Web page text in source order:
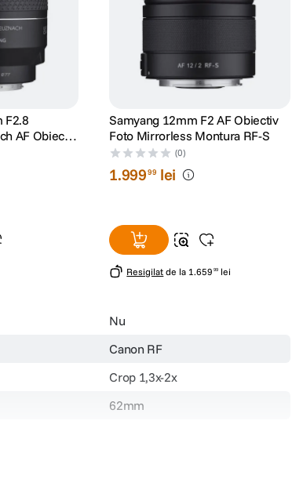
F2.8
AF Obiectiv
E
Samyang 12mm F2 AF Obiectiv
Foto Mirrorless Montura RF-S
(0)
1.99999 lei
Resigilat de la 1 .659 99 lei
Nu
Canon RF
Crop 1,3x-2x
62mm